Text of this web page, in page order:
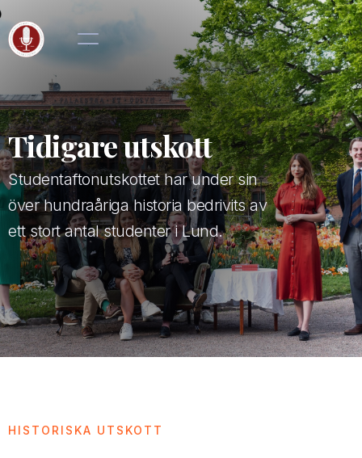
Tidigare utskott
Studentaftonutskottet har under sin
över hundraåriga historia bedrivits av
ett stort antal studenter i Lund.
HISTORISKA UTSKOTT